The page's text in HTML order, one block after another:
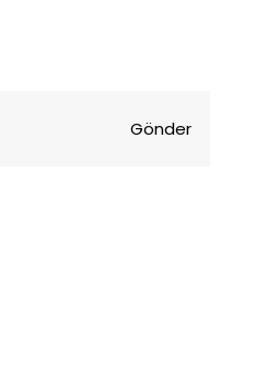
Gönder